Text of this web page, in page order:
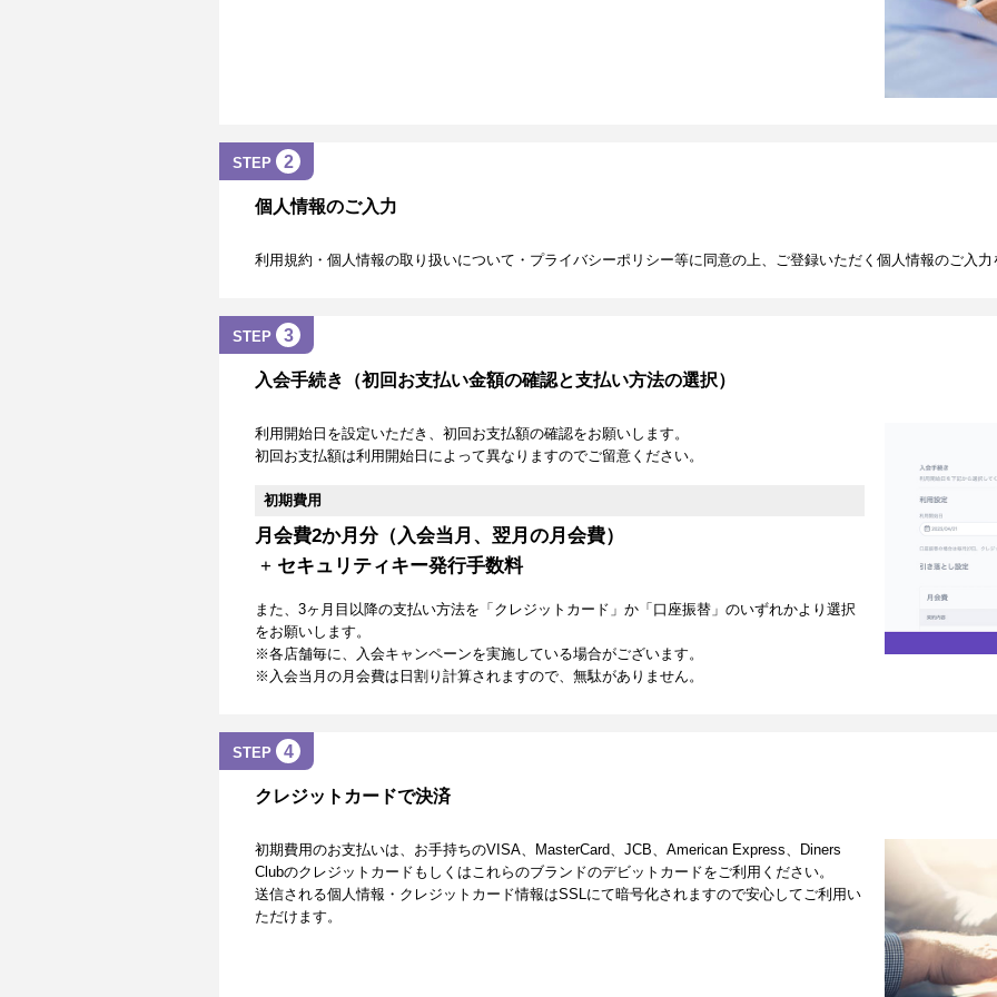
STEP 2
個人情報のご入力
利用規約・個人情報の取り扱いについて・プライバシーポリシー等に同意の上、ご登録いただく個人情報のご入
STEP 3
入会手続き（初回お支払い金額の確認と支払い方法の選択）
利用開始日を設定いただき、初回お支払額の確認をお願いします。
初回お支払額は利用開始日によって異なりますのでご留意ください。
初期費用
月会費2か月分（入会当月、翌月の月会費）
+ セキュリティキー発行手数料
また、3ヶ月目以降の支払い方法を「クレジットカード」か「口座振替」のいずれかより選択
をお願いします。
※各店舗毎に、入会キャンペーンを実施している場合がございます。
※入会当月の月会費は日割り計算されますので、無駄がありません。
STEP 4
クレジットカードで決済
初期費用のお支払いは、お手持ちのVISA、MasterCard、JCB、American Express、Diners
Clubのクレジットカードもしくはこれらのブランドのデビットカードをご利用ください。
送信される個人情報・クレジットカード情報はSSLにて暗号化されますので安心してご利用い
ただけます。